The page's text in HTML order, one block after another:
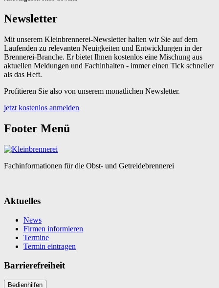
Newsletter
Mit unserem Kleinbrennerei-Newsletter halten wir Sie auf dem
Laufenden zu relevanten Neuigkeiten und Entwicklungen in der
Brennerei-Branche. Er bietet Ihnen kostenlos eine Mischung aus
aktuellen Meldungen und Fachinhalten - immer einen Tick schneller
als das Heft.
Profitieren Sie also von unserem monatlichen Newsletter.
jetzt kostenlos anmelden
Footer Menü
Fachinformationen für die Obst- und Getreidebrennerei
Aktuelles
News
Firmen informieren
Termine
Termin eintragen
Barrierefreiheit
Bedienhilfen